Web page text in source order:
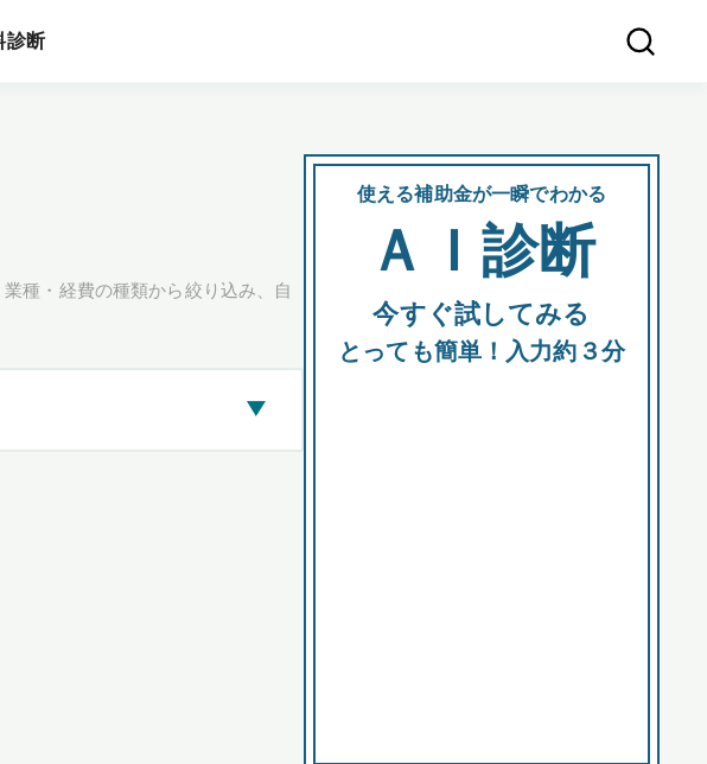
診断
種・経費の種類から絞り込み、自
▶
使える補助金が一瞬でわかる
ＡＩ診断
今すぐ試してみる
とっても簡単！入力約３分